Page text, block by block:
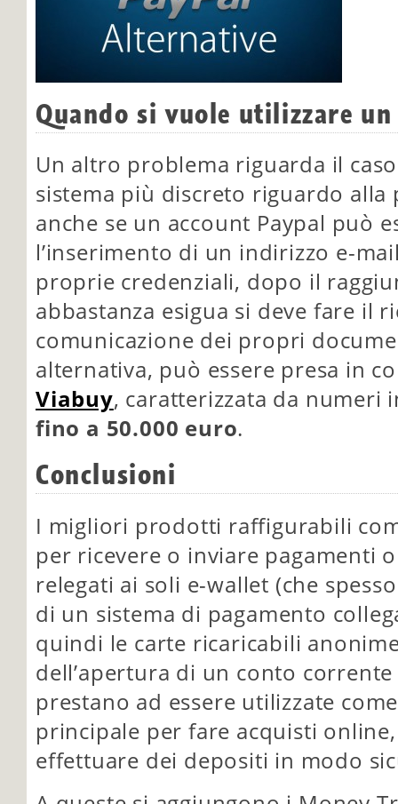
Quando si vuole utilizzare
Un altro problema riguarda il
sistema più discreto riguardo
anche se un account Paypal può
l’inserimento di un indirizzo e-
proprie credenziali, dopo il
abbastanza esigua si deve fare il
comunicazione dei propri
alternativa, può essere presa in
Viabuy, caratterizzata da numeri
fino a 50.000 euro.
Conclusioni
I migliori prodotti raffigurabili
per ricevere o inviare pagamenti
relegati ai soli e-wallet (che
di un sistema di pagamento
quindi le carte ricaricabili
dell’apertura di un conto
prestano ad essere utilizzate
principale per fare acquisti
effettuare dei depositi in modo